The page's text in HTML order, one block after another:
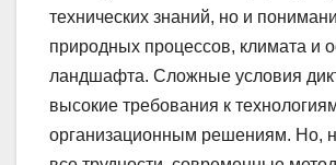
технических знаний, но и
природных процессов, климата и
ландшафта. Сложные условия
высокие требования к
организационным решениям. Но,